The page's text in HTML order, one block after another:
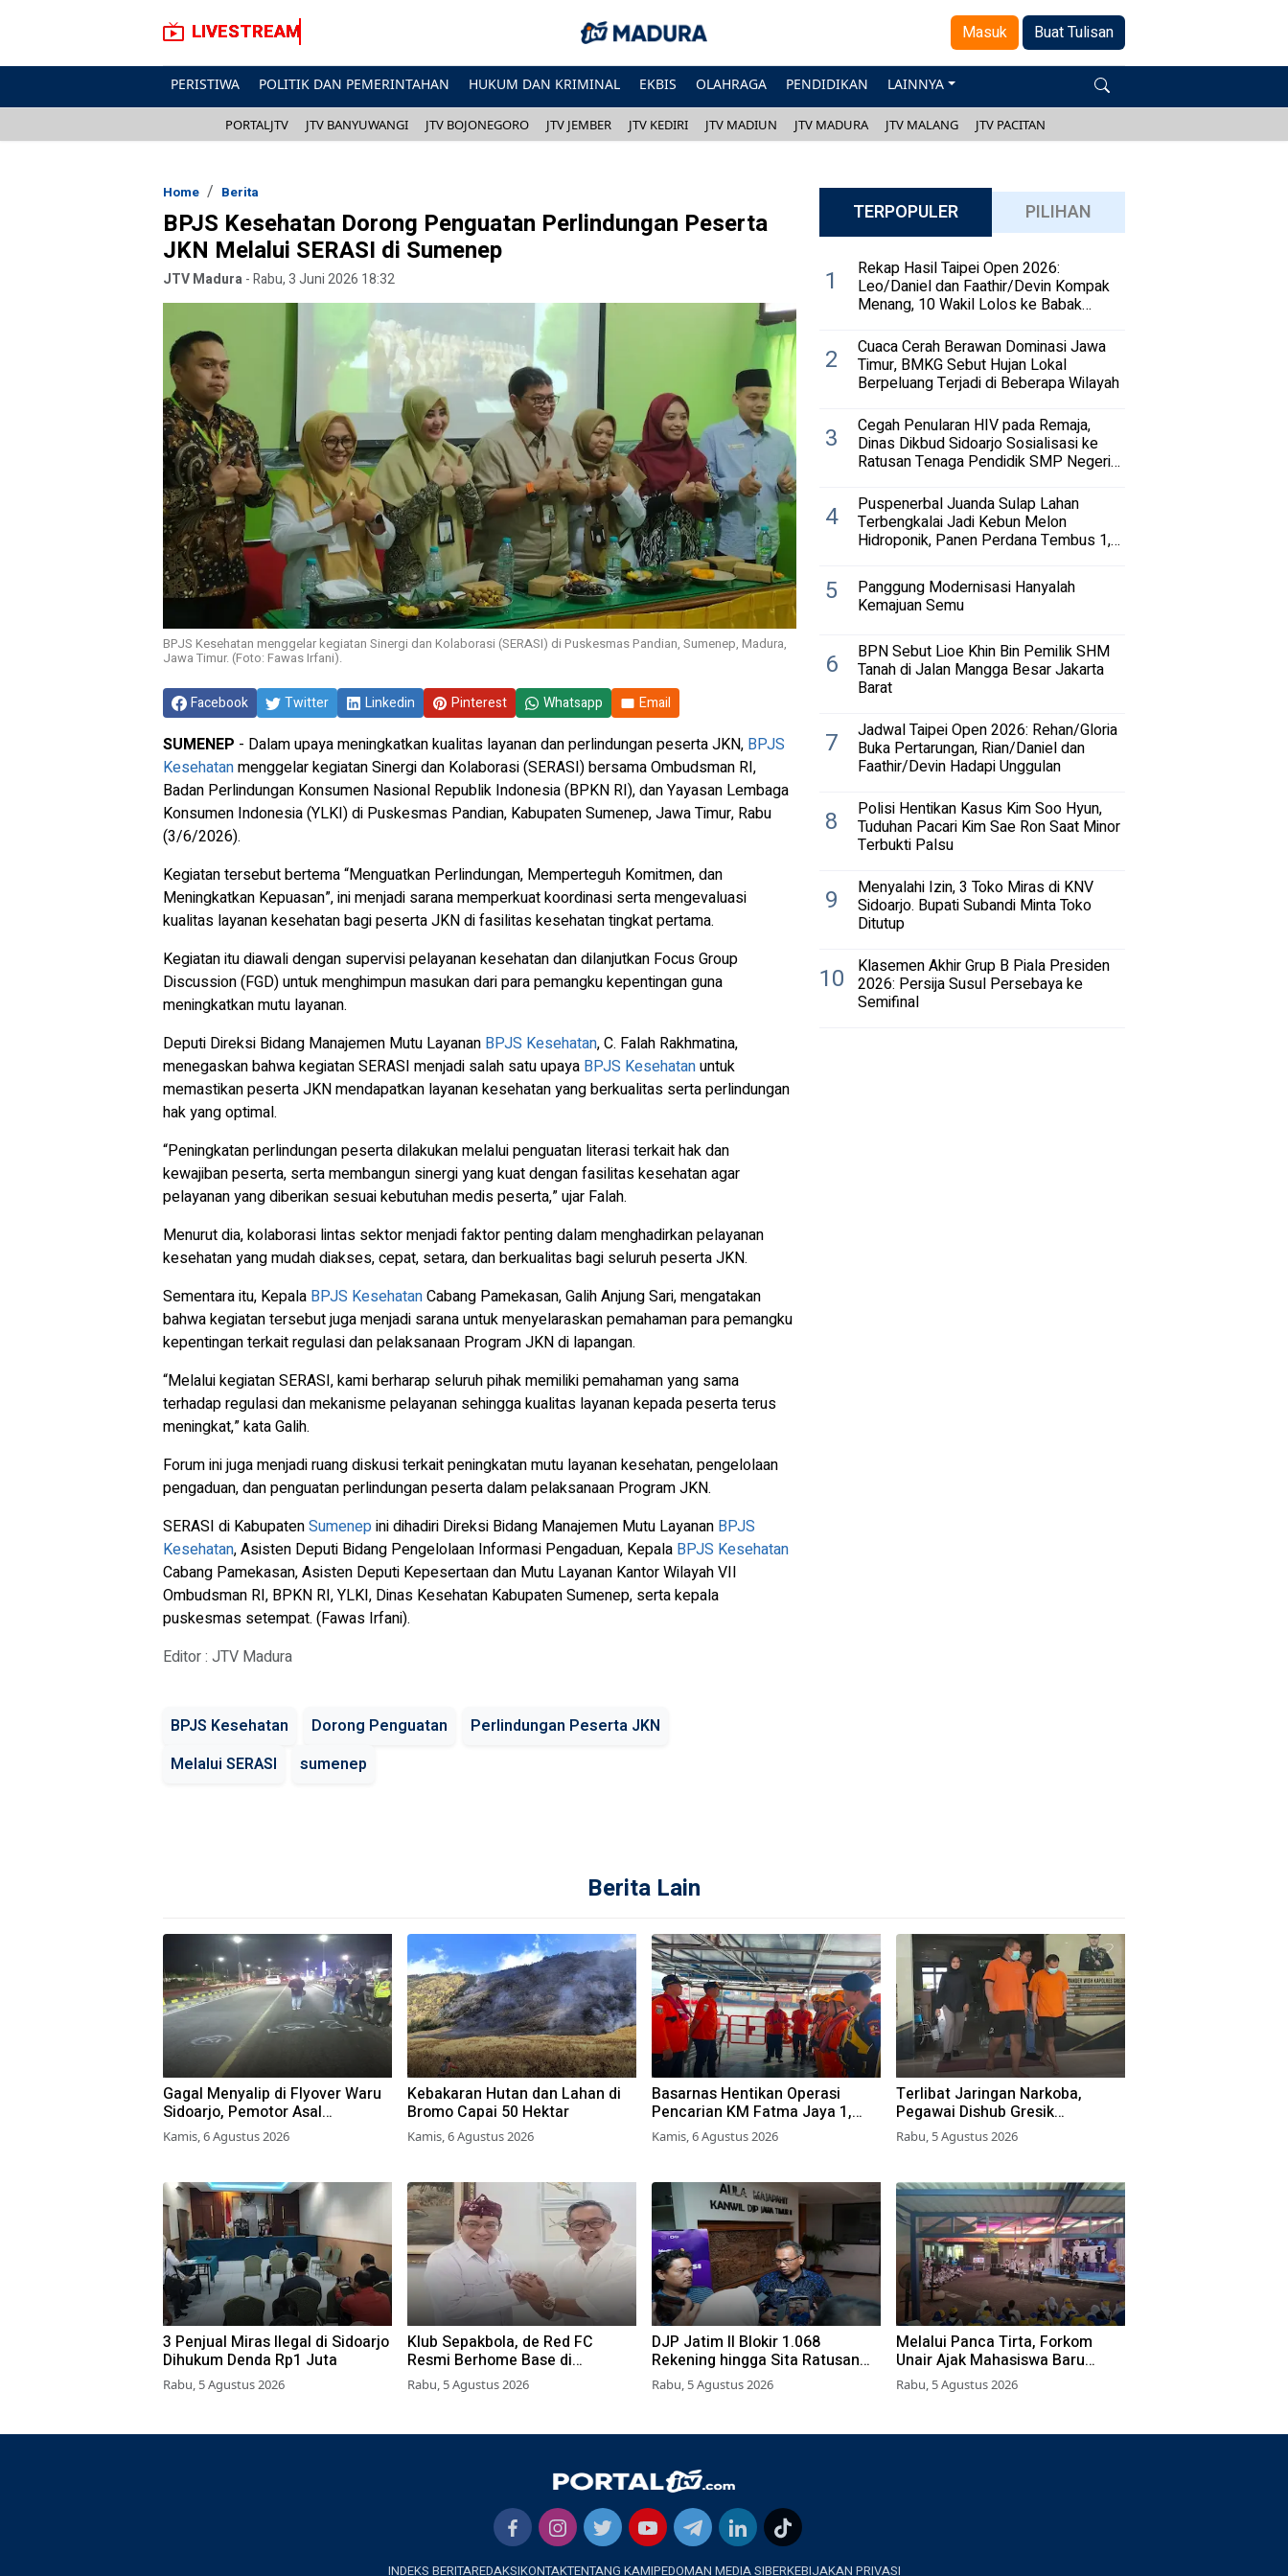
LIVESTREAM Masuk Buat Tulisan
PERISTIWA POLITIK DAN PEMERINTAHAN HUKUM DAN KRIMINAL EKBIS OLAHRAGA PENDIDIKAN LAINNYA
PORTALJTV JTV BANYUWANGI JTV BOJONEGORO JTV JEMBER JTV KEDIRI JTV MADIUN JTV MADURA JTV MALANG JTV PACITAN
Home Berita
BPJS Kesehatan Dorong Penguatan Perlindungan Peserta
JKN Melalui SERASI di Sumenep
JTV Madura-Rabu, 3 Juni 2026 18:32
BPJS Kesehatan menggelar kegiatan Sinergi dan Kolaborasi (SERASI) di Puskesmas Pandian, Sumenep, Madura,
Jawa Timur. (Foto: Fawas Irfani).
Facebook Twitter Linkedin Pinterest Whatsapp Email
SUMENEP - Dalam upaya meningkatkan kualitas layanan dan perlindungan peserta JKN, BPJS
Kesehatanmenggelar kegiatan Sinergi dan Kolaborasi (SERASI) bersama Ombudsman RI,
Badan Perlindungan Konsumen Nasional Republik Indonesia (BPKN RI), dan Yayasan Lembaga
Konsumen Indonesia (YLKI) di Puskesmas Pandian, Kabupaten Sumenep, Jawa Timur, Rabu
(3/6/2026).
Kegiatan tersebut bertema “Menguatkan Perlindungan, Memperteguh Komitmen, dan
Meningkatkan Kepuasan”, ini menjadi sarana memperkuat koordinasi serta mengevaluasi
kualitas layanan kesehatan bagi peserta JKN di fasilitas kesehatan tingkat pertama.
Kegiatan itu diawali dengan supervisi pelayanan kesehatan dan dilanjutkan Focus Group
Discussion (FGD) untuk menghimpun masukan dari para pemangku kepentingan guna
meningkatkan mutu layanan.
Deputi Direksi Bidang Manajemen Mutu Layanan BPJS Kesehatan, C. Falah Rakhmatina,
menegaskan bahwa kegiatan SERASI menjadi salah satu upaya BPJS Kesehatanuntuk
memastikan peserta JKN mendapatkan layanan kesehatan yang berkualitas serta perlindungan
hak yang optimal.
“Peningkatan perlindungan peserta dilakukan melalui penguatan literasi terkait hak dan
kewajiban peserta, serta membangun sinergi yang kuat dengan fasilitas kesehatan agar
pelayanan yang diberikan sesuai kebutuhan medis peserta,” ujar Falah.
Menurut dia, kolaborasi lintas sektor menjadi faktor penting dalam menghadirkan pelayanan
kesehatan yang mudah diakses, cepat, setara, dan berkualitas bagi seluruh peserta JKN.
Sementara itu, Kepala BPJS KesehatanCabang Pamekasan, Galih Anjung Sari, mengatakan
bahwa kegiatan tersebut juga menjadi sarana untuk menyelaraskan pemahaman para pemangku
kepentingan terkait regulasi dan pelaksanaan Program JKN di lapangan.
“Melalui kegiatan SERASI, kami berharap seluruh pihak memiliki pemahaman yang sama
terhadap regulasi dan mekanisme pelayanan sehingga kualitas layanan kepada peserta terus
meningkat,” kata Galih.
Forum ini juga menjadi ruang diskusi terkait peningkatan mutu layanan kesehatan, pengelolaan
pengaduan, dan penguatan perlindungan peserta dalam pelaksanaan Program JKN.
SERASI di KabupatenSumenepini dihadiri Direksi Bidang Manajemen Mutu Layanan BPJS
Kesehatan, Asisten Deputi Bidang Pengelolaan Informasi Pengaduan, Kepala BPJS Kesehatan
Cabang Pamekasan, Asisten Deputi Kepesertaan dan Mutu Layanan Kantor Wilayah VII
Ombudsman RI, BPKN RI, YLKI, Dinas Kesehatan Kabupaten Sumenep, serta kepala
puskesmas setempat. (Fawas Irfani).
Editor : JTV Madura
BPJS Kesehatan Dorong Penguatan
Perlindungan Peserta JKN
Melalui SERASI
sumenep
TERPOPULER PILIHAN
1 Rekap Hasil Taipei Open 2026:
Leo/Daniel dan Faathir/Devin Kompak
Menang, 10 Wakil Lolos ke Babak
2 Cuaca Cerah Berawan Dominasi Jawa
Timur, BMKG Sebut Hujan Lokal
Berpeluang Terjadi di Beberapa Wilayah
3 Cegah Penularan HIV pada Remaja,
Dinas Dikbud Sidoarjo Sosialisasi ke
Ratusan Tenaga Pendidik SMP Negeri
4 Puspenerbal Juanda Sulap Lahan
Terbengkalai Jadi Kebun Melon
Hidroponik, Panen Perdana Tembus 1,5
5 Panggung Modernisasi Hanyalah
Kemajuan Semu
6 BPN Sebut Lioe Khin Bin Pemilik SHM
Tanah di Jalan Mangga Besar Jakarta
Barat
7 Jadwal Taipei Open 2026: Rehan/Gloria
Buka Pertarungan, Rian/Daniel dan
Faathir/Devin Hadapi Unggulan
8 Polisi Hentikan Kasus Kim Soo Hyun,
Tuduhan Pacari Kim Sae Ron Saat Minor
Terbukti Palsu
9 Menyalahi Izin, 3 Toko Miras di KNV
Sidoarjo. Bupati Subandi Minta Toko
Ditutup
10 Klasemen Akhir Grup B Piala Presiden
2026: Persija Susul Persebaya ke
Semifinal
Berita Lain
Gagal Menyalip di Flyover Waru
Sidoarjo, Pemotor Asal
Probolinggo Tewas Tertabrak
Kamis, 6 Agustus 2026
Kebakaran Hutan dan Lahan di
Bromo Capai 50 Hektar
Kamis, 6 Agustus 2026
Basarnas Hentikan Operasi
Pencarian KM Fatma Jaya 1,
Lima ABK Masih Hilang
Kamis, 6 Agustus 2026
Terlibat Jaringan Narkoba,
Pegawai Dishub Gresik
Ditangkap Polisi
Rabu, 5 Agustus 2026
3 Penjual Miras Ilegal di Sidoarjo
Dihukum Denda Rp1 Juta
Rabu, 5 Agustus 2026
Klub Sepakbola, de Red FC
Resmi Berhome Base di
Surabaya, Pakai Stadion
Tambaksari
Rabu, 5 Agustus 2026
DJP Jatim II Blokir 1.068
Rekening hingga Sita Ratusan
Aset
Rabu, 5 Agustus 2026
Melalui Panca Tirta, Forkom
Unair Ajak Mahasiswa Baru
Kenalkan 47 UKM (Unit Kegiatan
Mahasiswa)
Rabu, 5 Agustus 2026
INDEKS BERITAREDAKSIKONTAKTENTANG KAMIPEDOMAN MEDIA SIBERKEBIJAKAN PRIVASI